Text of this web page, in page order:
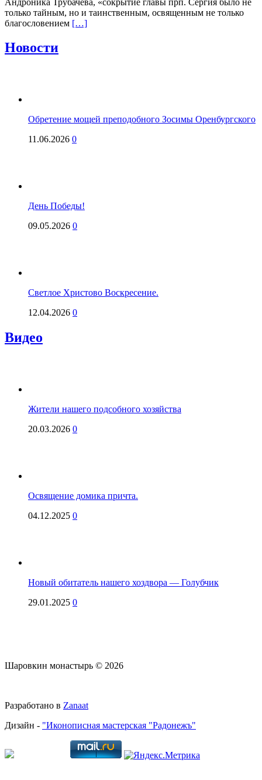
только тайным, но и таинственным, освященным не только
благословением […]
Новости
Обретение мощей преподобного Зосимы Оренбургского
11.06.2026 0
День Победы!
09.05.2026 0
Светлое Христово Воскресение.
12.04.2026 0
Видео
Жители нашего подсобного хозяйства
20.03.2026 0
Освящение домика причта.
04.12.2025 0
Новый обитатель нашего хоздвора — Голубчик
29.01.2025 0
Шаровкин монастырь © 2026
Разработано в Zanaat
Дизайн - "Иконописная мастерская "Радонежъ"